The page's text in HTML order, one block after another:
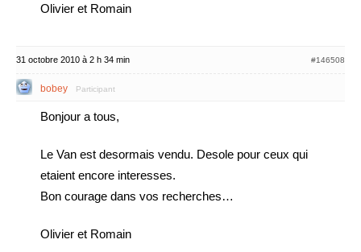
Olivier et Romain
31 octobre 2010 à 2 h 34 min #146508
bobey Participant
Bonjour a tous,
Le Van est desormais vendu. Desole pour ceux qui
etaient encore interesses.
Bon courage dans vos recherches…
Olivier et Romain